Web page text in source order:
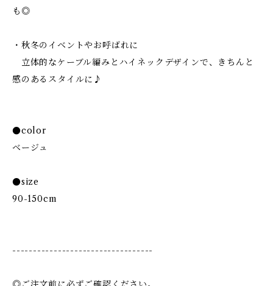
も◎
・秋冬のイベントやお呼ばれに
立体的なケーブル編みとハイネックデザインで、きちんと
感のあるスタイルに♪
●color
ベージュ
●size
90-150cm
----------------------------------